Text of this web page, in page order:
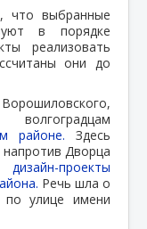
, что выбранные
в порядке
реализовать
они до
районе. Здесь
Дворца
проекты
Речь шла о
по улице имени